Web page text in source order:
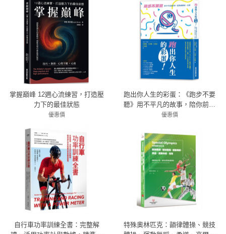
MLB一千安紀念書衣海報】
掌握巔峰 12週心流練習，打造壓
力下的最佳狀態
優惠價
跑出你人生的彩蛋：《跑步不要
聽》用不平凡的故事，陪你前進
每一公里
優惠價
自行車功率訓練全書：完整解
特殊奧林匹克：韻律體操、競技